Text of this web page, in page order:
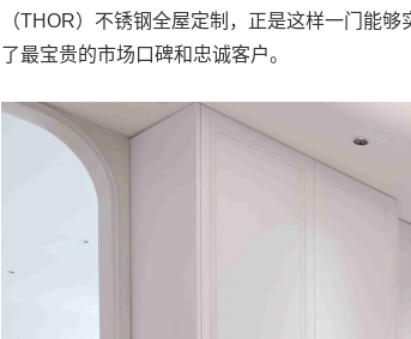
（THOR）不锈钢全屋定制，正是这样一门能
了最宝贵的市场口碑和忠诚客户。